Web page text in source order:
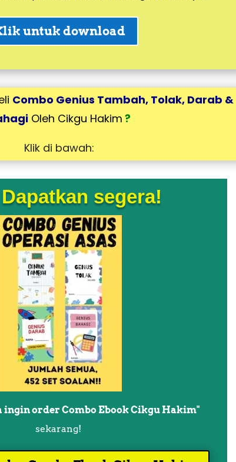
untuk download
Combo Genius Tambah, Tolak, Darab &
Oleh Cikgu Hakim ?
Klik di bawah:
segera!
ingin order Combo Ebook Cikgu Hakim"
sekarang!